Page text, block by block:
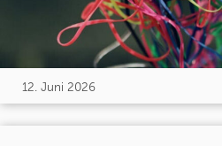
12. Juni 2026